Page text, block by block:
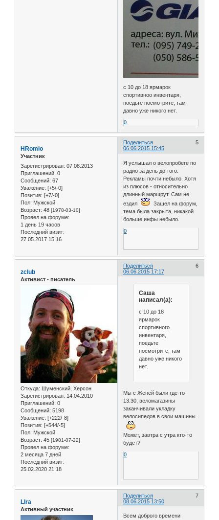
с 10 до 18 ярмарок
спортивноо инвентаря,
поедьте посмотрите, там
давно уже никого нет.
0
Поделиться
5
06.06.2015 15:45
HRomio
Участник
Зарегистрирован: 07.08.2013
Приглашений: 0
Сообщений: 67
Уважение: [+5/-0]
Позитив: [+7/-0]
Пол: Мужской
Возраст: 48 [1978-03-10]
Провел на форуме:
1 день 19 часов
Последний визит:
27.05.2017 15:16
Я услышал о велопробеге по
радио за день до того.
Рекламы почти небыло. Хотя
из плюсов - относительно
длинный маршрут. Сам не
ездил
Зашел на форум,
тема была закрыта, никакой
больше инфы небыло.
0
Поделиться
6
06.06.2015 17:17
zclub
Активист - писатель
Откуда: Шуменский, Херсон
Зарегистрирован: 14.04.2010
Приглашений: 0
Сообщений: 5198
Уважение: [+222/-8]
Позитив: [+544/-5]
Пол: Мужской
Возраст: 45 [1981-07-22]
Провел на форуме:
2 месяца 7 дней
Последний визит:
25.02.2020 21:18
Саша
написал(а):
с 10 до 18
ярмарок
спортивного
инвентаря,
поедьте
посмотрите, там
давно уже никого
нет.
Мы с Женей были где-то
13.30, веломагазины
заканчивали укладку
велосипедов в свои машины.
Может, завтра с утра кто-то
будет?
0
Поделиться
7
08.06.2015 13:50
LIra
Активный участник
Всем доброго времени